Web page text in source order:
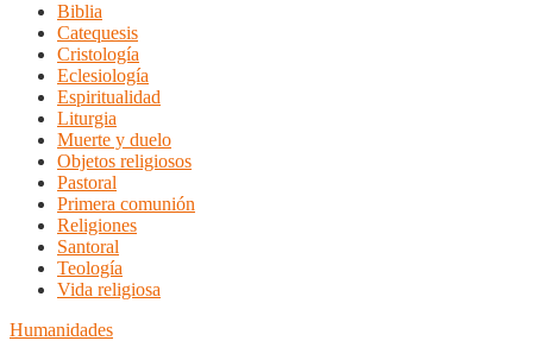
Biblia
Catequesis
Cristología
Eclesiología
Espiritualidad
Liturgia
Muerte y duelo
Objetos religiosos
Pastoral
Primera comunión
Religiones
Santoral
Teología
Vida religiosa
Humanidades